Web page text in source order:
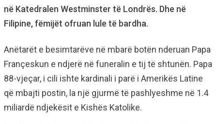
në Katedralen Westminster të Londrës. Dhe në
Filipine, fëmijët ofruan lule të bardha.
Anëtarët e besimtarëve në mbarë botën nderuan Papa
Françeskun e ndjerë në funeralin e tij të shtunën. Papa
88-vjeçar, i cili ishte kardinali i parë i Amerikës Latine
që mbajti postin, la një gjurmë të pashlyeshme në 1.4
miliardë ndjekësit e Kishës Katolike.